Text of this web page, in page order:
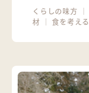
くらしの味方 ｜
材 ｜食を考える